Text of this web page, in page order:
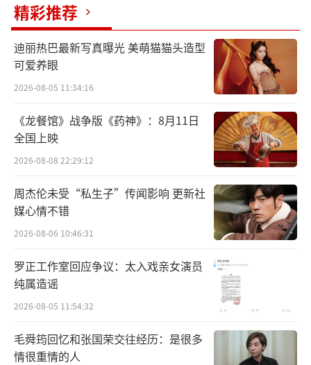
同为音乐人的大张伟，在音乐秀中为潘玮
柏量身打造《新歌打歌详解》，以“潘玮柏的p
unchline是胖吃来”、“beat没b只剩eat”等
意想不到的出梗方式，令现场喜友与观众大笑
不止。更加出人意料的是，付航以“热狗接班
人”的身份登场，带来极具特色的“冷猴说
唱”。潘玮柏则在最后以说唱炸场，“Real hi
p hop的我要给大家发的是筷子”的创意收尾，
再度将现场欢乐的氛围推向高潮。
精彩推荐
迪丽热巴最新写真曝光 美萌猫猫头造型
可爱养眼
2026-08-05 11:34:16
《龙餐馆》战争版《药神》：8月11日
全国上映
2026-08-08 22:29:12
周杰伦未受“私生子”传闻影响 更新社
媒心情不错
2026-08-06 10:46:31
罗正工作室回应争议：太入戏亲女演员
纯属造谣
2026-08-05 11:54:32
毛舜筠回忆和张国荣交往经历：是很多
情很重情的人